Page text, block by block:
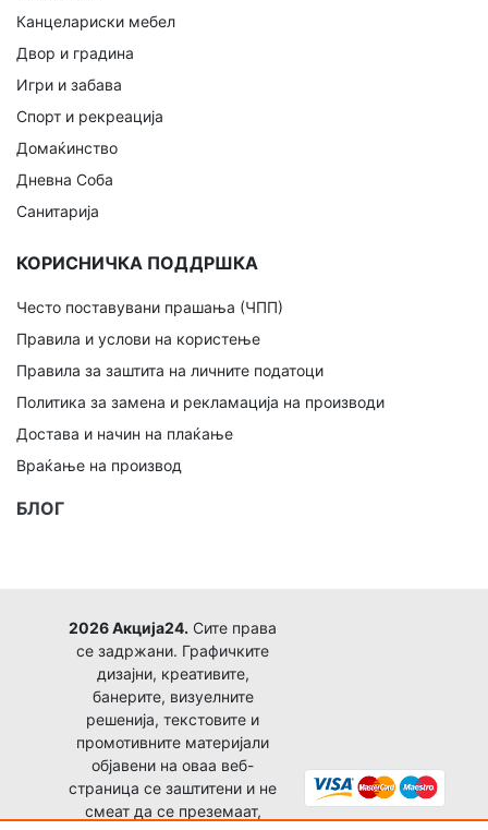
Канцелариски мебел
Двор и градина
Игри и забава
Спорт и рекреација
Домаќинство
Дневна Соба
Санитарија
КОРИСНИЧКА ПОДДРШКА
Често поставувани прашања (ЧПП)
Правила и услови на користење
Правила за заштита на личните податоци
Политика за замена и рекламација на производи
Достава и начин на плаќање
Враќање на производ
БЛОГ
2026 Акција24. Сите права
се задржани. Графичките
дизајни, креативите,
банерите, визуелните
решенија, текстовите и
промотивните материјали
објавени на оваа веб-
страница се заштитени и не
смеат да се преземаат,